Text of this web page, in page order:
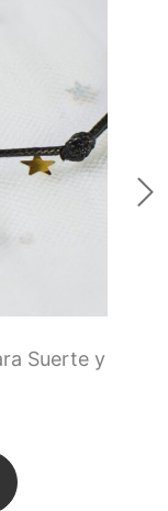
Suerte y